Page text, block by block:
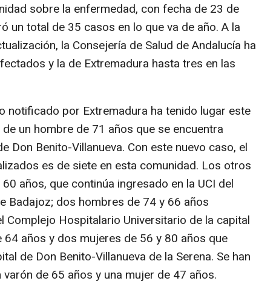
sobre la enfermedad, con fecha de 23 de
un total de 35 casos en lo que va de año. A la
la Consejería de Salud de Andalucía ha
y la de Extremadura hasta tres en las
notificado por Extremadura ha tenido lugar este
un hombre de 71 años que se encuentra
Don Benito-Villanueva. Con este nuevo caso, el
es de siete en esta comunidad. Los otros
años, que continúa ingresado en la UCI del
Badajoz; dos hombres de 74 y 66 años
Complejo Hospitalario Universitario de la capital
64 años y dos mujeres de 56 y 80 años que
de Don Benito-Villanueva de la Serena. Se han
de 65 años y una mujer de 47 años.